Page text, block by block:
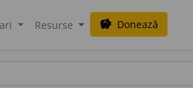
Resurse savings Donează